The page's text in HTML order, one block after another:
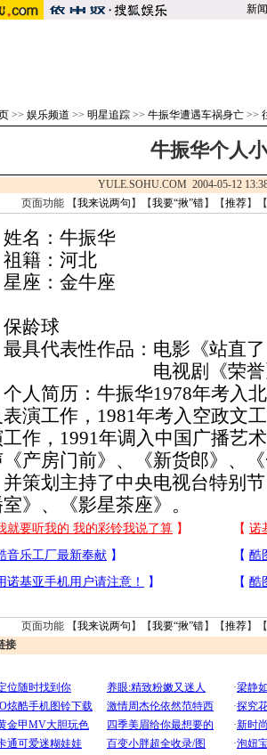
新闻
>> 娱乐频道 >> 明星追踪 >> 牛振华遭遇车祸身亡 >>
牛振华个人
YULE.SOHU.COM 2004-05-12
页面功能 【我来说两句 】【我要“揪”错】【推荐】
：牛振华
：河北
：金牛座
龄球
代表性作品：电影《站直了
视剧《荣誉
简历：牛振华1978年考入北
演工作，1981年考入空政文
作，1991年调入中国广播艺
产房门前》、《新货郎》、
策划主持了中央电视台特别
》、《影星茶座》。
页面功能 【我来说两句 】【我要“揪”错】【推荐】
接